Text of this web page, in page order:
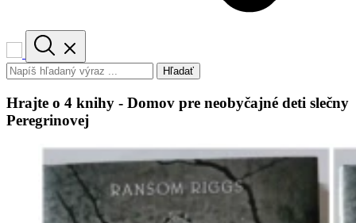
Hľadať
Hrajte o 4 knihy - Domov pre neobyčajné deti slečny
Peregrinovej